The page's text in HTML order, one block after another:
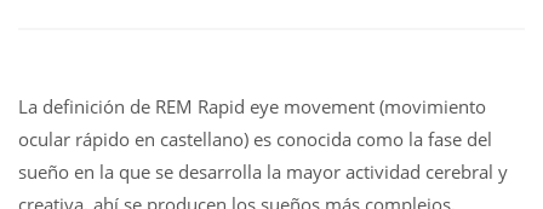
La definición de REM Rapid eye movement (movimiento
ocular rápido en castellano) es conocida como la fase del
sueño en la que se desarrolla la mayor actividad cerebral y